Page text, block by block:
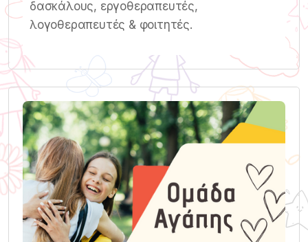
δασκάλους, εργοθεραπευτές,
λογοθεραπευτές & φοιτητές.